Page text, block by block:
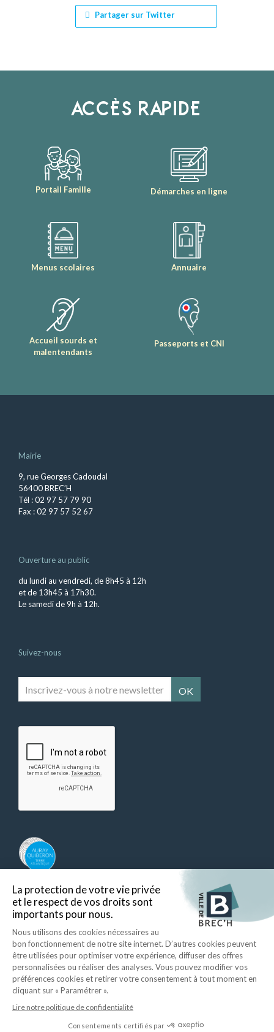
Partager sur Twitter
ACCÈS RAPIDE
Portail Famille Démarches en ligne
Menus scolaires Annuaire
Accueil sourds et
malentendants
Passeports et CNI
Mairie
9, rue Georges Cadoudal
56400 BREC’H
Tél : 02 97 57 79 90
Fax : 02 97 57 52 67
Ouverture au public
du lundi au vendredi, de 8h45 à 12h
et de 13h45 à 17h30.
Le samedi de 9h à 12h.
Suivez-nous
vous
notre
Retour en haut
Ecrire à la mairie Mentions légales
ID Interactive